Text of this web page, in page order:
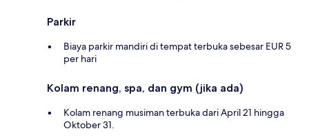
Parkir
Biaya parkir mandiri di tempat terbuka sebesar EUR 5
per hari
Kolam renang, spa, dan gym (jika ada)
Kolam renang musiman terbuka dari April 21 hingga
Oktober 31.